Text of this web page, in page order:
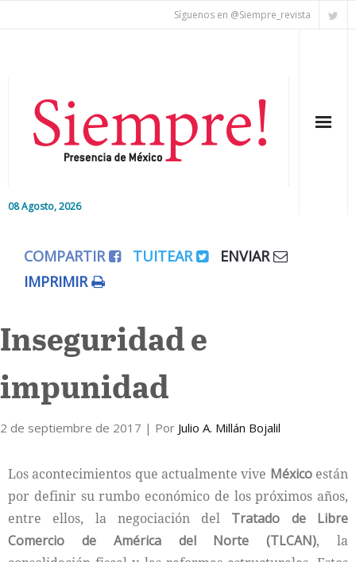
Síguenos en @Siempre_revista
08 Agosto, 2026
Editorial
Colaboradores
Internacional
Cultura
COMPARTIR TUITEAR
ENVIAR
IMPRIMIR
Inseguridad e
impunidad
2 de septiembre de 2017 | Por Julio A. Millán Bojalil
Los acontecimientos que actualmente vive Méxicoestán
por definir su rumbo económico de los próximos años,
entre ellos, la negociación del Tratado de Libre
Comercio de América del Norte (TLCAN), la